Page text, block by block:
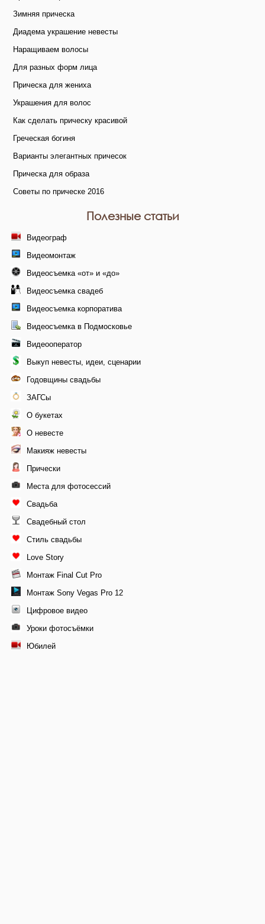
Зимняя прическа
Диадема украшение невесты
Наращиваем волосы
Для разных форм лица
Прическа для жениха
Украшения для волос
Как сделать прическу красивой
Греческая богиня
Варианты элегантных причесок
Прическа для образа
Советы по прическе 2016
Полезные статьи
Видеограф
Видеомонтаж
Видеосъемка «от» и «до»
Видеосъемка свадеб
Видеосъемка корпоратива
Видеосъемка в Подмосковье
Видеооператор
Выкуп невесты, идеи, сценарии
Годовщины свадьбы
ЗАГСы
О букетах
О невесте
Макияж невесты
Прически
Места для фотосессий
Свадьба
Свадебный стол
Стиль свадьбы
Love Story
Монтаж Final Cut Pro
Монтаж Sony Vegas Pro 12
Цифровое видео
Уроки фотосъёмки
Юбилей